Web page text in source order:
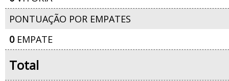
PONTUAÇÃO POR EMPATES
0EMPATE
Total